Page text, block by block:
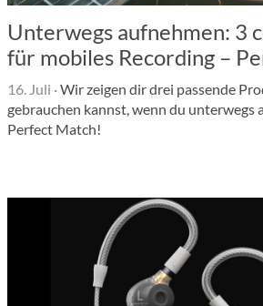
Unterwegs aufnehmen: 3
für mobiles Recording –
16. Juli ·Wir zeigen dir drei passende
gebrauchen kannst, wenn du unterwegs
Perfect Match!